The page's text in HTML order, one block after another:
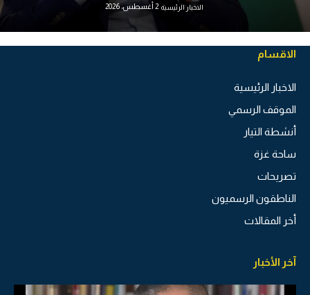
الاخبار الرئيسية 2 أغسطس، 2026
الاقسام
الاخبار الرئيسية
الموقف الرسمي
أنشطة التيار
ساحة غزة
تصريحات
الناطقون الرسميون
أخر المقالات
آخر الأخبار